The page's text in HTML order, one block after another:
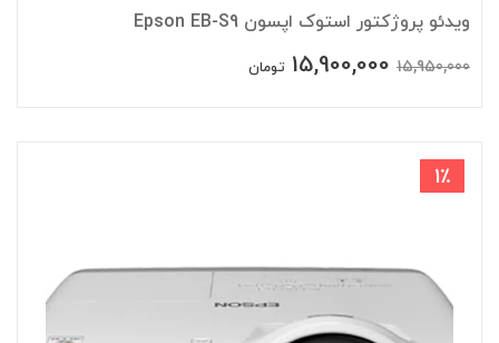
ویدئو پروژکتور استوک اپسون Epson EB-S9
15,950,000
15,900,000 تومان
1٪